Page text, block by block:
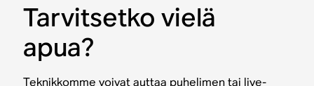
Tarvitsetko vielä
apua?
Teknikkomme voivat auttaa puhelimen tai live-